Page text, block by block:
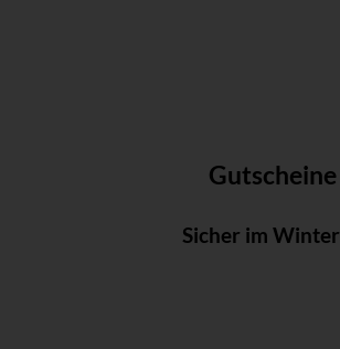
Gutscheine
Sicher im Winter